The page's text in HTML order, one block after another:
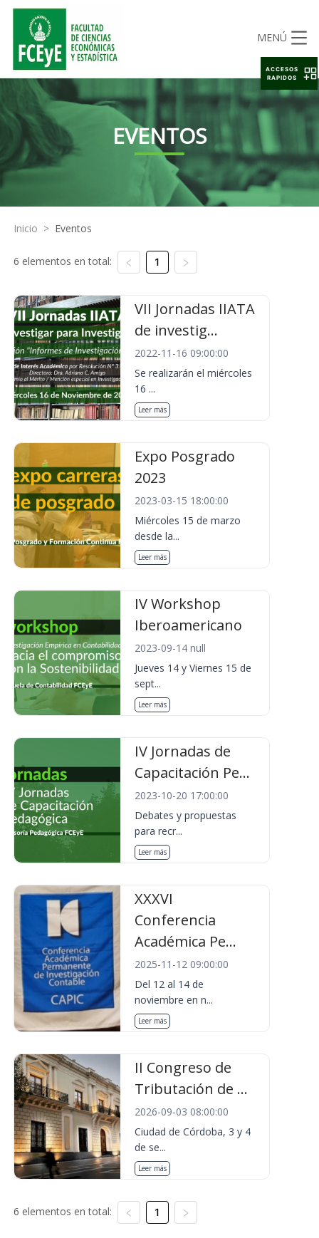
MENÚ
EVENTOS
Inicio > Eventos
6 elementos en total: 1
VII Jornadas IIATA
de investig...
2022-11-16 09:00:00
Se realizarán el miércoles
16 ...
Leer más
Expo Posgrado
2023
2023-03-15 18:00:00
Miércoles 15 de marzo
desde la...
Leer más
IV Workshop
Iberoamericano
2023-09-14 null
Jueves 14 y Viernes 15 de
sept...
Leer más
IV Jornadas de
Capacitación Pe...
2023-10-20 17:00:00
Debates y propuestas
para recr...
Leer más
XXXVI
Conferencia
Académica Pe...
2025-11-12 09:00:00
Del 12 al 14 de
noviembre en n...
Leer más
II Congreso de
Tributación de ...
2026-09-03 08:00:00
Ciudad de Córdoba, 3 y 4
de se...
Leer más
6 elementos en total: 1
ACCESOS
RAPIDOS